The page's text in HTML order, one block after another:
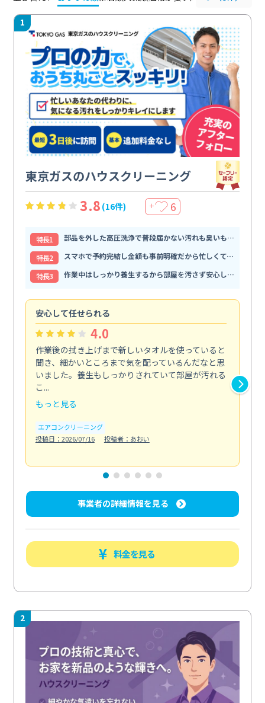
1
東京ガスのハウスクリーニング
3.8 (16件) ＋ 6
特⻑1
部品を外した高圧洗浄で普段届かない汚れも臭いもすっきり解消
特⻑2
スマホで予約完結し金額も事前明確だから忙しくても頼みやすい
特⻑3
作業中はしっかり養生するから部屋を汚さず安心して任せられる
安心して任せられる
4.0
作業後の拭き上げまで新しいタオルを使っていると
聞き、細かいところまで気を配っているんだなと思
いました。養生もしっかりされていて部屋が汚れる
こ...
もっと見る
エアコンクリーニング
投稿日：2026/07/16
投稿者：あおい
事業者の詳細情報を見る
料金を見る
2